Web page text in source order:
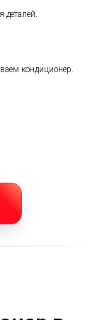
кондиционер.